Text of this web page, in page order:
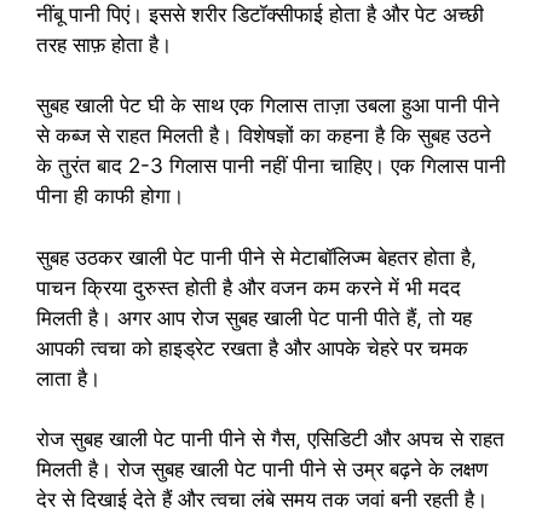
नींबू पानी पिएं। इससे शरीर डिटॉक्सीफाई होता है और पेट अच्छी
तरह साफ़ होता है।
सुबह खाली पेट घी के साथ एक गिलास ताज़ा उबला हुआ पानी पीने
से कब्ज से राहत मिलती है। विशेषज्ञों का कहना है कि सुबह उठने
के तुरंत बाद 2-3 गिलास पानी नहीं पीना चाहिए। एक गिलास पानी
पीना ही काफी होगा।
सुबह उठकर खाली पेट पानी पीने से मेटाबॉलिज्म बेहतर होता है,
पाचन क्रिया दुरुस्त होती है और वजन कम करने में भी मदद
मिलती है। अगर आप रोज सुबह खाली पेट पानी पीते हैं, तो यह
आपकी त्वचा को हाइड्रेट रखता है और आपके चेहरे पर चमक
लाता है।
रोज सुबह खाली पेट पानी पीने से गैस, एसिडिटी और अपच से राहत
मिलती है। रोज सुबह खाली पेट पानी पीने से उम्र बढ़ने के लक्षण
देर से दिखाई देते हैं और त्वचा लंबे समय तक जवां बनी रहती है।